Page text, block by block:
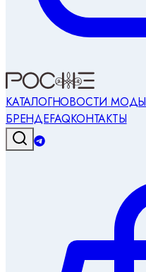
КАТАЛОГНОВОСТИ МОДЫ
БРЕНДЕFAQКОНТАКТЫ